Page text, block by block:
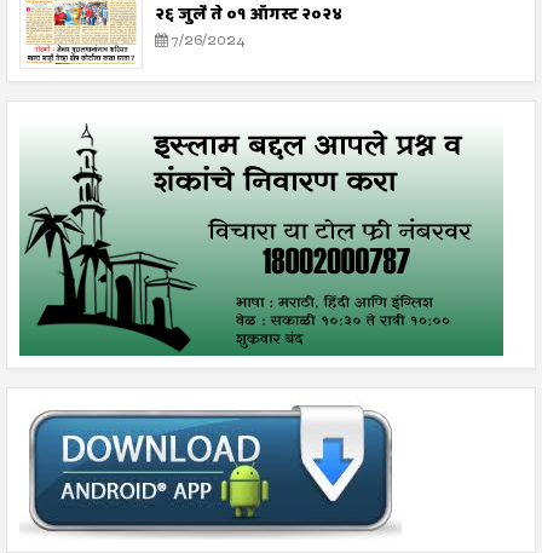
२६ जुलै ते ०१ ऑगस्ट २०२४
7/26/2024